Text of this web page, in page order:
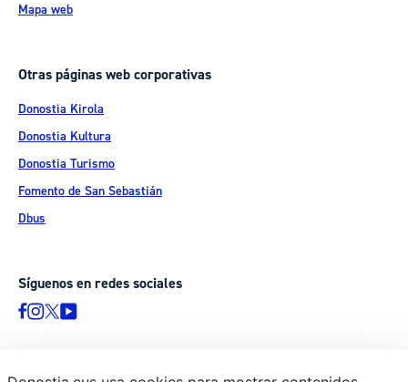
Mapa web
Otras páginas web corporativas
Donostia Kirola
Donostia Kultura
Donostia Turismo
Fomento de San Sebastián
Dbus
Síguenos en redes sociales